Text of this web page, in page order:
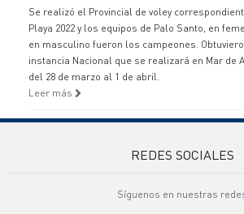
Se realizó el Provincial de voley
Playa 2022 y los equipos de Palo Santo, en
en masculino fueron los campeones.
instancia Nacional que se realizará en Mar de
del 28 de marzo al 1 de abril.
Leer más
REDES SOCIALES
Síguenos en nuestras